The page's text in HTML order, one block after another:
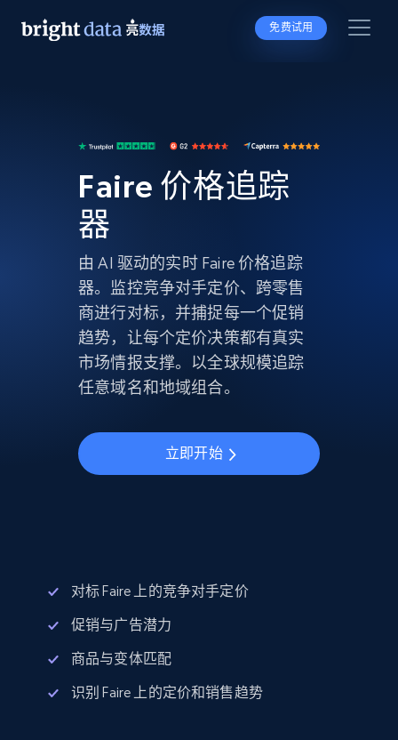
免费试用
Faire 价格追踪
器
由 AI 驱动的实时 Faire 价格追踪
器。监控竞争对手定价、跨零售
商进行对标，并捕捉每一个促销
趋势，让每个定价决策都有真实
市场情报支撑。以全球规模追踪
任意域名和地域组合。
立即开始
对标 Faire 上的竞争对手定价
促销与广告潜力
商品与变体匹配
识别 Faire 上的定价和销售趋势